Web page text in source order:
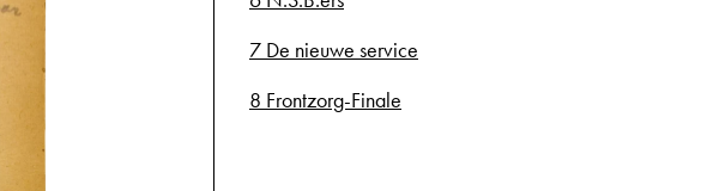
7 De nieuwe service
8 Frontzorg-Finale